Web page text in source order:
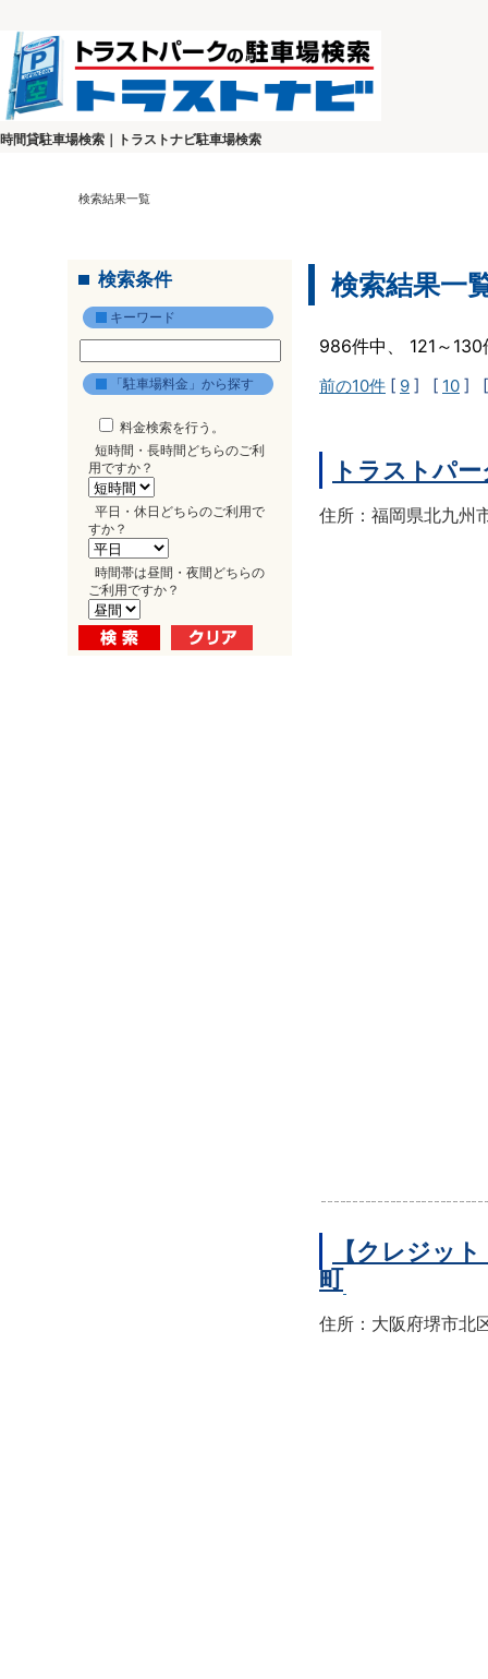
時間貸駐車場検索｜トラストナビ駐車場検索
検索結果一覧
検索条件
キーワード
「駐車場料金」から探す
料金検索を行う。
短時間・長時間どちらのご利
用ですか？
平日・休日どちらのご利用で
すか？
時間帯は昼間・夜間どちらの
ご利用ですか？
検索結果一
986件中、 121～
前の10件 [ 9 ] [ 10 ]
トラストパ
住所：福岡県北九州
【クレジッ
町
住所：大阪府堺市北